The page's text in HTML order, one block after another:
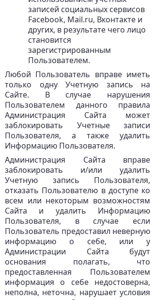
записей социальных сервисов
Facebook, Mail.ru, Вконтакте и
других, в результате чего лицо
становится
зарегистрированным
Пользователем.
Любой Пользователь вправе иметь
только одну Учетную запись на
Сайте. В случае нарушения
Пользователем данного правила
Администрация Сайта может
заблокировать Учетные записи
Пользователя, а также удалить
Информацию Пользователя.
Администрация Сайта вправе
заблокировать и/или удалить
Учетную запись Пользователя,
отказать Пользователю в доступе ко
всем или некоторым возможностям
Сайта и удалить Информацию
Пользователя, в случае если
Пользователь предоставил неверную
информацию о себе, или у
Администрации Сайта будут
основания полагать, что
предоставленная Пользователем
информация о себе недостоверна,
неполна, неточна, нарушает условия